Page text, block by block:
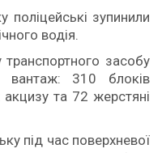
зупинили
водія.
засобу
вантаж: 310 блоків
та 72 жерстяні
під час поверхневої